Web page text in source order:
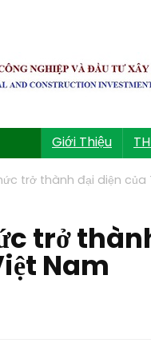
Giới Thiệu
trở thành đại diện của
trở
Nam